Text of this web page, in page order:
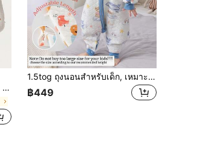
1.5tog ถุงนอนสำหรับเด็ก, เหมาะสำหรับเด็กอายุ 3 เดือนถึง 7 ปี, ฤดูใบไม้ผลิ/ฤดูใบไม้ร่วง/ฤดูหนาว, ถุงนอนผ้าฝ้ายบางนุ่ม, แขนถอดได้, ถุงนอนกันเตะและอบอุ่นสำหรับเด็ก
฿449